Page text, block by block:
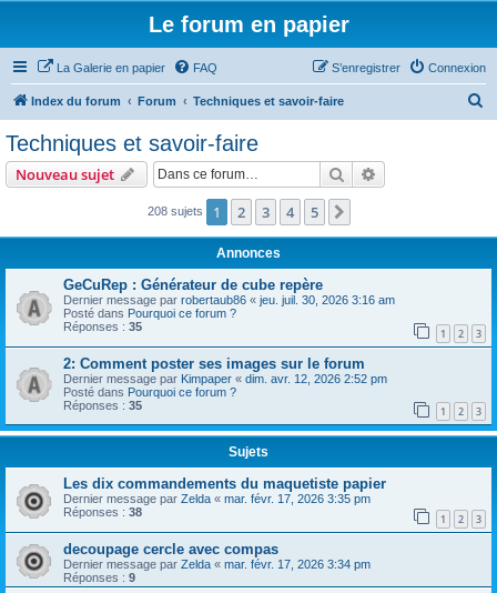
Le forum en papier
La Galerie en papier FAQ Connexion
S’enregistrer
Index du forum Forum Techniques et savoir-faire
r
Techniques et savoir-faire
Nouveau sujet Rechercher
208 sujets 1 2 3 4 5
Annonces
GeCuRep : Générateur de cube repère
Dernier message par robertaub86 « jeu. juil. 30, 2026 3:16 am
Posté dans Pourquoi ce forum ?
Réponses : 35 1 2 3
2: Comment poster ses images sur le forum
Dernier message par Kimpaper « dim. avr. 12, 2026 2:52 pm
Posté dans Pourquoi ce forum ?
Réponses : 35 1 2 3
Sujets
Les dix commandements du maquetiste papier
Dernier message par Zelda « mar. févr. 17, 2026 3:35 pm
Réponses : 38 1 2 3
decoupage cercle avec compas
Dernier message par Zelda « mar. févr. 17, 2026 3:34 pm
Réponses : 9